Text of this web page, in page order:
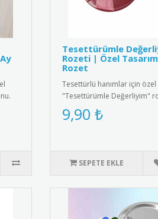
Tesettürümle
Rozeti | Özel
Rozet
Tesettürlü hanımlar için özel
"Tesettürümle Değerliyim"
Yüksek kaliteli metal malzem..
9,90 ₺
SEPETE EKLE